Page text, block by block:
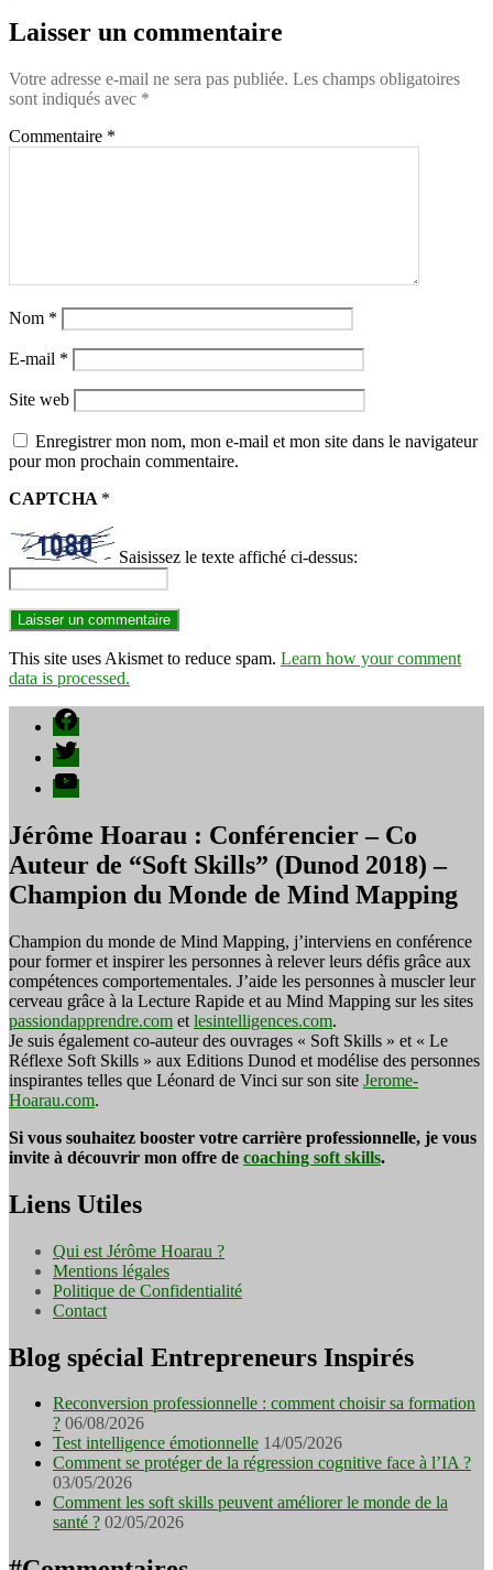
Laisser un commentaire
Votre adresse e-mail ne sera pas publiée. Les champs obligatoires
sont indiqués avec *
Commentaire *
Nom *
E-mail *
Site web
Enregistrer mon nom, mon e-mail et mon site dans le navigateur
pour mon prochain commentaire.
CAPTCHA *
Saisissez le texte affiché ci-dessus:
This site uses Akismet to reduce spam. Learn how your comment
data is processed.
Facebook
Twitter
YouTube
Jérôme Hoarau : Conférencier – Co
Auteur de “Soft Skills” (Dunod 2018) –
Champion du Monde de Mind Mapping
Champion du monde de Mind Mapping, j’interviens en conférence
pour former et inspirer les personnes à relever leurs défis grâce aux
compétences comportementales. J’aide les personnes à muscler leur
cerveau grâce à la Lecture Rapide et au Mind Mapping sur les sites
passiondapprendre.com et lesintelligences.com.
Je suis également co-auteur des ouvrages « Soft Skills » et « Le
Réflexe Soft Skills » aux Editions Dunod et modélise des personnes
inspirantes telles que Léonard de Vinci sur son site Jerome-
Hoarau.com.
Si vous souhaitez booster votre carrière professionnelle, je vous
invite à découvrir mon offre de coaching soft skills.
Liens Utiles
Qui est Jérôme Hoarau ?
Mentions légales
Politique de Confidentialité
Contact
Blog spécial Entrepreneurs Inspirés
Reconversion professionnelle : comment choisir sa formation
? 06/08/2026
Test intelligence émotionnelle 14/05/2026
Comment se protéger de la régression cognitive face à l’IA ?
03/05/2026
Comment les soft skills peuvent améliorer le monde de la
santé ? 02/05/2026